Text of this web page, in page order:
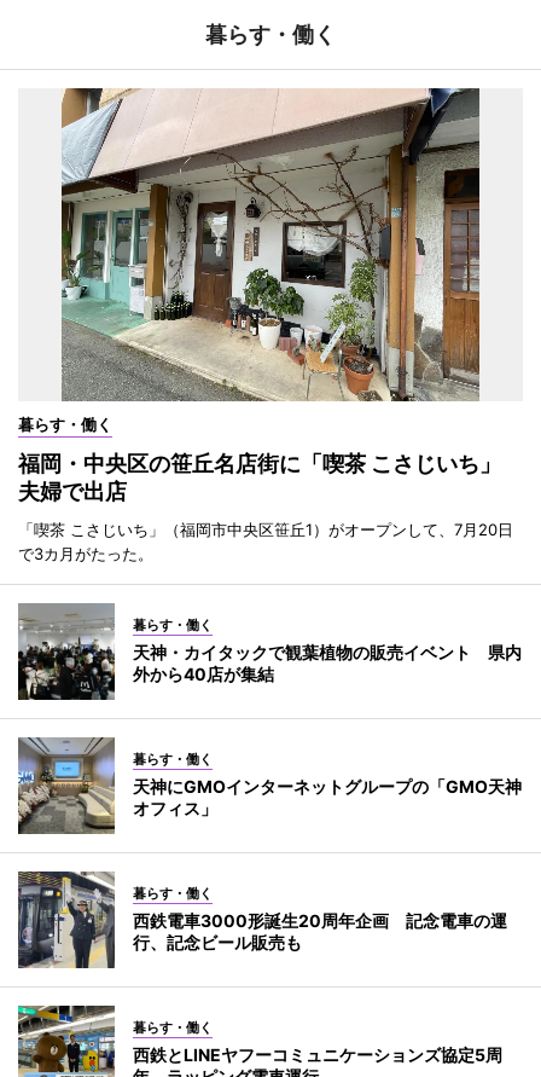
暮らす・働く
暮らす・働く
福岡・中央区の笹丘名店街に「喫茶 こさじいち」
夫婦で出店
「喫茶 こさじいち」（福岡市中央区笹丘1）がオープンして、7月20日
で3カ月がたった。
暮らす・働く
天神・カイタックで観葉植物の販売イベント 県内
外から40店が集結
暮らす・働く
天神にGMOインターネットグループの「GMO天神
オフィス」
暮らす・働く
西鉄電車3000形誕生20周年企画 記念電車の運
行、記念ビール販売も
暮らす・働く
西鉄とLINEヤフーコミュニケーションズ協定5周